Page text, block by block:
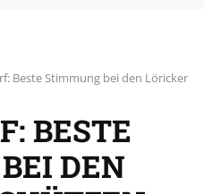
Beste Stimmung bei den Löricker
BESTE
DEN